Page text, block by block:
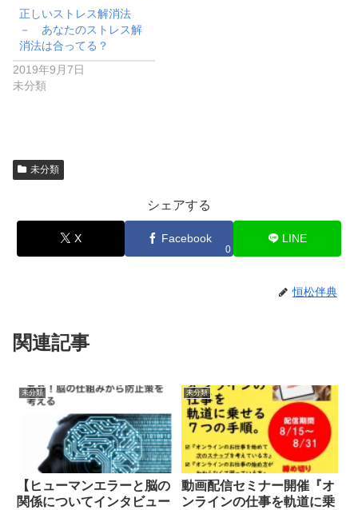
正しいストレス解消法
－ あなたのストレス解
消法は合ってる？
2019年9月7日
未分類
未分類
シェアする
X Facebook
0
LINE
恒松伴典
関連記事
未分類
【ヒューマンエラーと脳の
関係についてインタビュー
未分類
動画配信セミナー開催『オ
ンラインの仕事を軌道に乗